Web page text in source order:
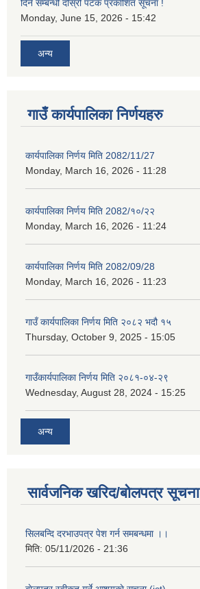
दिने सम्बन्धी दोस्रो पटक प्रकाशित सूचना !
Monday, June 15, 2026 - 15:42
अन्य
गाउँ कार्यपालिका निर्णयहरु
कार्यपालिका निर्णय मिति 2082/11/27
Monday, March 16, 2026 - 11:28
कार्यपालिका निर्णय मिति 2082/१०/२२
Monday, March 16, 2026 - 11:24
कार्यपालिका निर्णय मिति 2082/09/28
Monday, March 16, 2026 - 11:23
गाउँ कार्यपालिका निर्णय मिति २०८२ भदौ १५
Thursday, October 9, 2025 - 15:05
गाउँकार्यपालिका निर्णय मिति २०८१-०४-२९
Wednesday, August 28, 2024 - 15:25
अन्य
सार्वजनिक खरिद/बोलपत्र सूचना
सिलबन्दि दरभाउपत्र पेश गर्न समबन्धमा ।।
मिति: 05/11/2026 - 21:36